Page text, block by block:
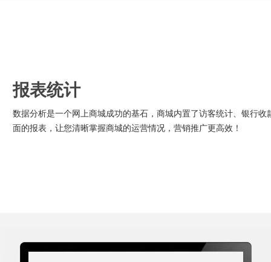
报表统计
数据分析是一个网上商城成功的基石，商城内置了访客统计、银行收
面的报表，让您清晰掌握商城的运营情况，营销推广更高效！